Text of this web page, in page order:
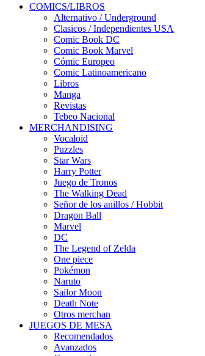
COMICS/LIBROS
Alternativo / Underground
Clasicos / Independientes USA
Comic Book DC
Comic Book Marvel
Cómic Europeo
Comic Latinoamericano
Libros
Manga
Revistas
Tebeo Nacional
MERCHANDISING
Vocaloid
Puzzles
Star Wars
Harry Potter
Juego de Tronos
The Walking Dead
Señor de los anillos / Hobbit
Dragon Ball
Marvel
DC
The Legend of Zelda
One piece
Pokémon
Naruto
Sailor Moon
Death Note
Otros merchan
JUEGOS DE MESA
Recomendados
Avanzados